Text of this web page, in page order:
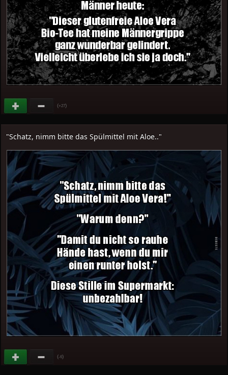
(+27)
"Schatz, nimm bitte das Spülmittel mit Aloe.."
(-6)